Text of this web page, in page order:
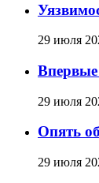
29 июля
29 июля
Опять
29 июля